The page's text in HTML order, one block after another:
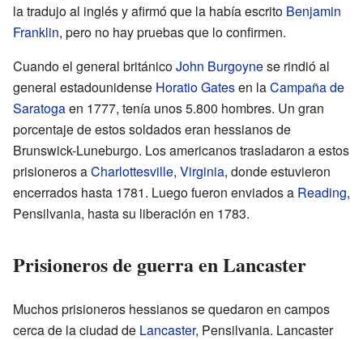
la tradujo al inglés y afirmó que la había escrito Benjamin
Franklin, pero no hay pruebas que lo confirmen.
Cuando el general británicoJohn Burgoynese rindió al
general estadounidense Horatio Gatesen laCampaña de
Saratogaen 1777, tenía unos 5.800 hombres. Un gran
porcentaje de estos soldados eran hessianos de
Brunswick-Luneburgo. Los americanos trasladaron a estos
prisioneros aCharlottesville, Virginia, donde estuvieron
encerrados hasta 1781. Luego fueron enviados a Reading,
Pensilvania, hasta su liberación en 1783.
Prisioneros de guerra en Lancaster
Muchos prisioneros hessianos se quedaron en campos
cerca de la ciudad de Lancaster, Pensilvania. Lancaster